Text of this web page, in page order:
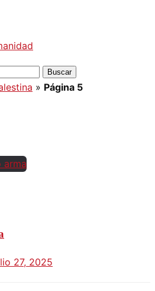
» Página 5
27, 2025